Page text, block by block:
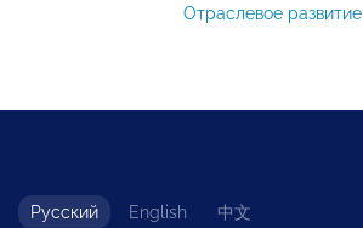
Отраслевое развитие
Русский English 中文